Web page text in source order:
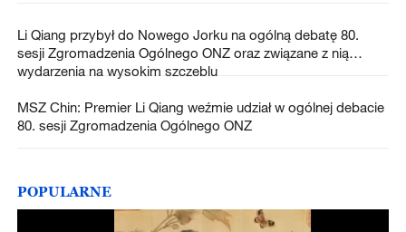
Li Qiang przybył do Nowego Jorku na ogólną debatę 80.
sesji Zgromadzenia Ogólnego ONZ oraz związane z nią
wydarzenia na wysokim szczeblu
MSZ Chin: Premier Li Qiang weźmie udział w ogólnej debacie
80. sesji Zgromadzenia Ogólnego ONZ
POPULARNE